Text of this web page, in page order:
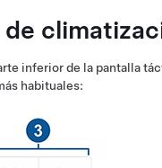
inferior de la pantalla
habituales: